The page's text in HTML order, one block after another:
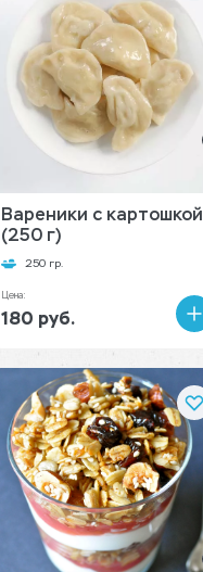
Вареники с картошкой
(250 г)
250 гр.
Цена:
180 руб.
В